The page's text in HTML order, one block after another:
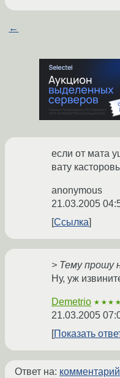
←
если от мата
вату
anonymous
21.03.2005
Ссылка
> Тему прошу
Ну, уж
Demetrio
21.03.2005
Показать
Ответ на: комментарий